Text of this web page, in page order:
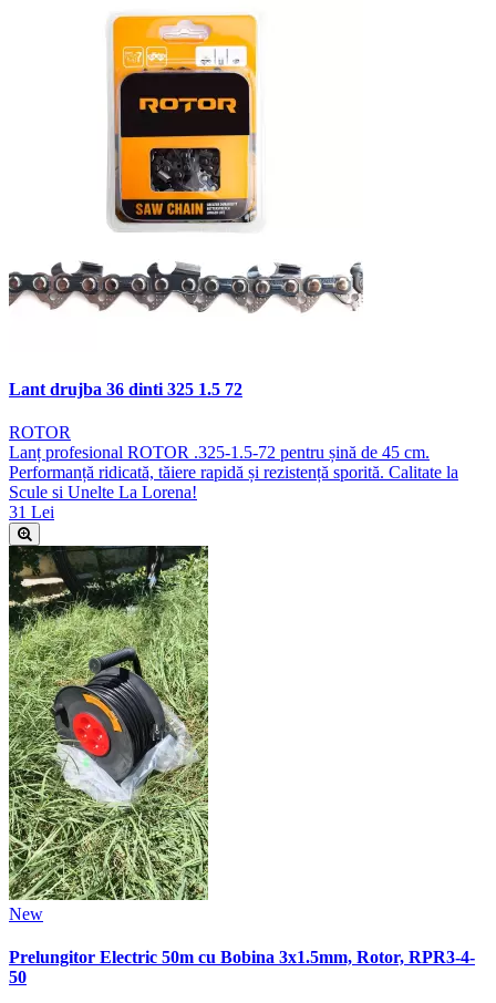
Lant drujba 36 dinti 325 1.5 72
ROTOR
Lanț profesional ROTOR .325-1.5-72 pentru șină de 45 cm.
Performanță ridicată, tăiere rapidă și rezistență sporită. Calitate la
Scule si Unelte La Lorena!
31 Lei
New
Prelungitor Electric 50m cu Bobina 3x1.5mm, Rotor, RPR3-4-
50